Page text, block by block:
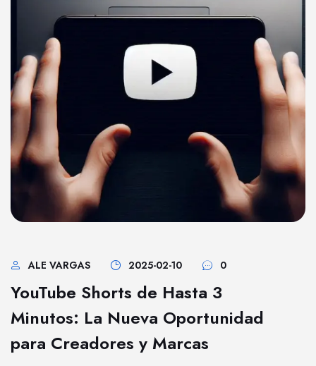
ALE VARGAS 2025-02-10 0
YouTube Shorts de Hasta 3
Minutos: La Nueva Oportunidad
para Creadores y Marcas